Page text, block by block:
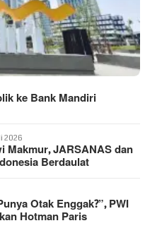
ke Bank Mandiri
2026
Makmur, JARSANAS dan
Berdaulat
Otak Enggak?”, PWI
Hotman Paris